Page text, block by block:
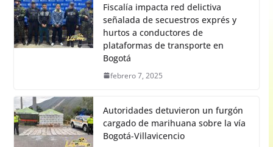
Fiscalía impacta red delictiva
señalada de secuestros exprés y
hurtos a conductores de
plataformas de transporte en
Bogotá
febrero 7, 2025
Autoridades detuvieron un furgón
cargado de marihuana sobre la vía
Bogotá-Villavicencio